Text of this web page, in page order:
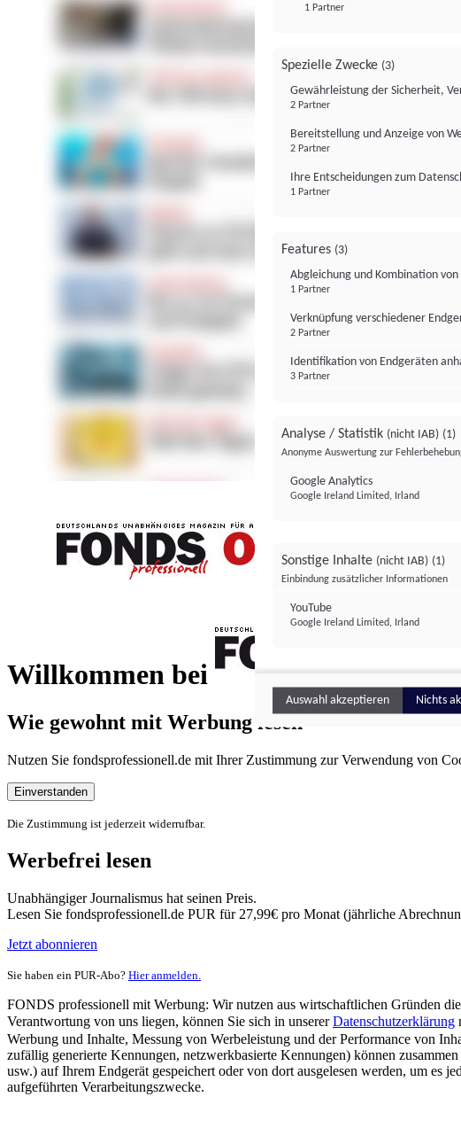
Willkommen bei
FONDS professionell
Wie gewohnt mit Werbung lesen
Nutzen Sie fondsprofessionell.de mit Ihrer Zustimmung zur Verwendung von
Einverstanden
Die Zustimmung ist jederzeit widerrufbar.
Werbefrei lesen
Unabhängiger Journalismus hat seinen Preis.
Lesen Sie fondsprofessionell.de PUR für 27,99€ pro Monat (jährliche
Jetzt abonnieren
Sie haben ein PUR-Abo? Hier anmelden.
FONDS professionell mit Werbung: Wir nutzen aus wirtschaftlichen Gründen
Verantwortung von uns liegen, können Sie sich in unsererDatenschutzerklärung
Werbung und Inhalte, Messung von Werbeleistung und der Performance von
zufällig generierte Kennungen, netzwerkbasierte Kennungen) können
usw.) auf Ihrem Endgerät gespeichert oder von dort ausgelesen werden, um es
aufgeführten Verarbeitungszwecke.
1 Partner
Spezielle Zwecke (3)
Gewährleistung der Sicherheit,
2 Partner
Bereitstellung und Anzeige von
2 Partner
Ihre Entscheidungen zum
1 Partner
Features (3)
Abgleichung und Kombination
1 Partner
Verknüpfung verschiedener
2 Partner
Identifikation von Endgeräten
3 Partner
Analyse / Statistik (nicht IAB) (1)
Anonyme Auswertung zur
Google Analytics
Google Ireland Limited, Irland
Sonstige Inhalte (nicht IAB) (1)
Einbindung zusätzlicher Informationen
YouTube
Google Ireland Limited, Irland
Auswahl akzeptieren Nichts